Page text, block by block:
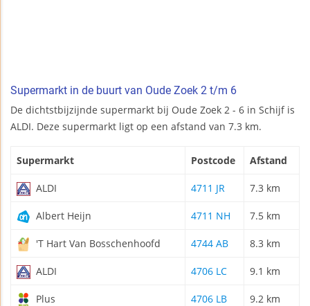
Supermarkt in de buurt van Oude Zoek 2 t/m 6
De dichtstbijzijnde supermarkt bij Oude Zoek 2 - 6 in Schijf is
ALDI. Deze supermarkt ligt op een afstand van 7.3 km.
Supermarkt Postcode Afstand
ALDI 4711 JR 7.3 km
Albert Heijn 4711 NH 7.5 km
'T Hart Van Bosschenhoofd 4744 AB 8.3 km
ALDI 4706 LC 9.1 km
Plus 4706 LB 9.2 km